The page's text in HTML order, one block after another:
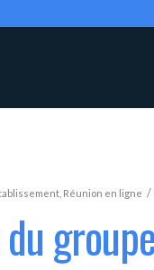
Réunion en ligne /